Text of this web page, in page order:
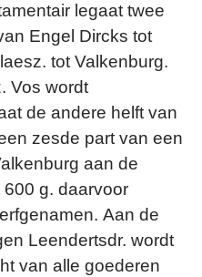
legaat twee
Engel Dircks tot
tot Valkenburg.
Vos wordt
de andere helft van
zesde part van een
aan de
g. daarvoor
Aan de
Leendertsdr. wordt
van alle goederen